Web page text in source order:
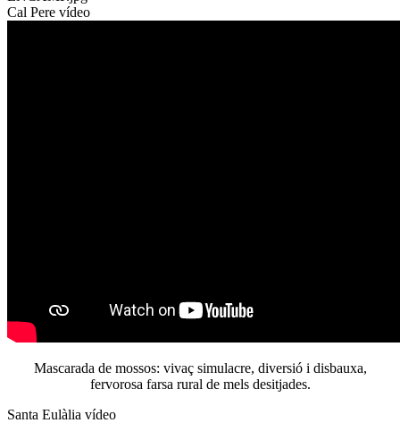
Cal Pere vídeo
Mascarada de mossos: vivaç simulacre, diversió i disbauxa,
fervorosa farsa rural de mels desitjades.
Santa Eulàlia vídeo